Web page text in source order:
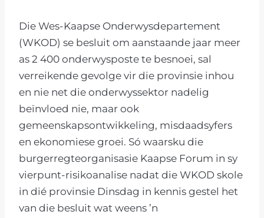
Die Wes-Kaapse Onderwysdepartement
(WKOD) se besluit om aanstaande jaar meer
as 2 400 onderwysposte te besnoei, sal
verreikende gevolge vir die provinsie inhou
en nie net die onderwyssektor nadelig
beïnvloed nie, maar ook
gemeenskapsontwikkeling, misdaadsyfers
en ekonomiese groei. Só waarsku die
burgerregteorganisasie Kaapse Forum in sy
vierpunt-risikoanalise nadat die WKOD skole
in dié provinsie Dinsdag in kennis gestel het
van die besluit wat weens ’n